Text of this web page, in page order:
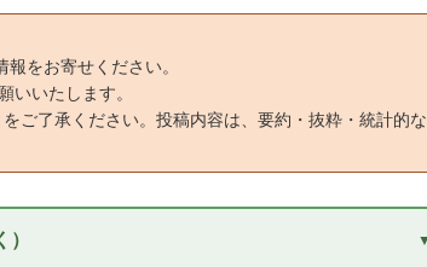
をお寄せください。
いいたします。
ご了承ください。投稿内容は、要約・抜粋・統計的な